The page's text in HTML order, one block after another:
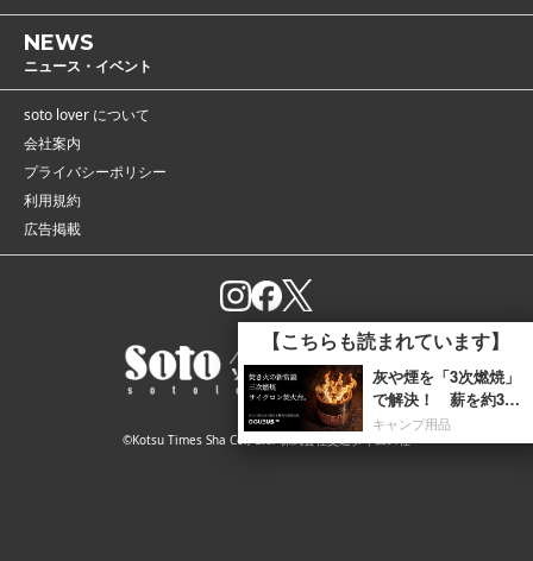
【こちらも読まれています】
灰や煙を「3次燃焼」
で解決！ 薪を約3
0％節約できたうえに
炎も美しくなった焚火
キャンプ用品
NEWS
ニュース・イベント
soto lover について
会社案内
プライバシーポリシー
利用規約
広告掲載
©Kotsu Times Sha Co., Ltd. 株式会社交通タイムス社